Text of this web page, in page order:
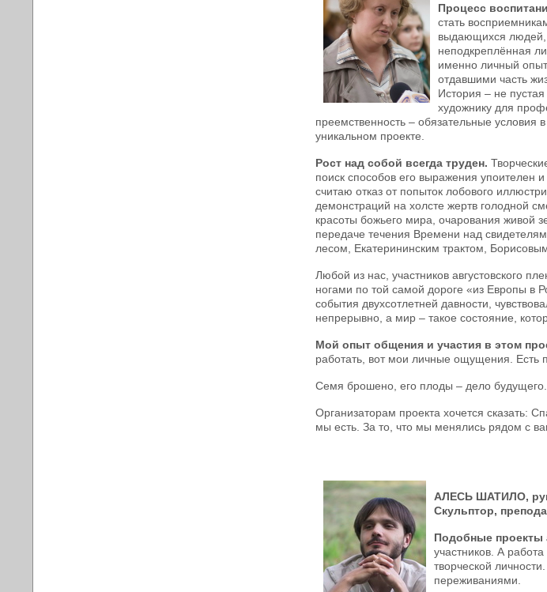
Процесс
стать
выдающихся людей,
неподкреплённая
именно личный
отдавшими часть
История – не
художнику для
преемственность – обязательные условия
уникальном проекте.
Рост над собой всегда труден.
поиск способов его выражения упоителен
считаю отказ от попыток лобового
демонстраций на холсте жертв голодной
красоты божьего мира, очарования живой
передаче течения Времени над
лесом, Екатерининским трактом,
Любой из нас, участников августовского
ногами по той самой дороге «из Европы в
события двухсотлетней давности,
непрерывно, а мир – такое состояние,
Мой опыт общения и участия в этом
работать, вот мои личные ощущения. Есть
Семя брошено, его плоды – дело будущего.
Организаторам проекта хочется сказать:
мы есть. За то, что мы менялись рядом с
АЛЕСЬ ШАТИЛО,
Скульптор,
Подобные проекты
участников. А
творческой
переживаниями.